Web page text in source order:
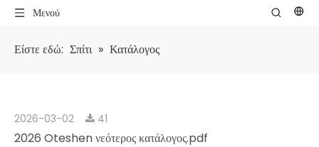
Μενού
Είστε εδώ: Σπίτι » Κατάλογος
2026-03-02 41
2026 Oteshen νεότερος κατάλογος.pdf